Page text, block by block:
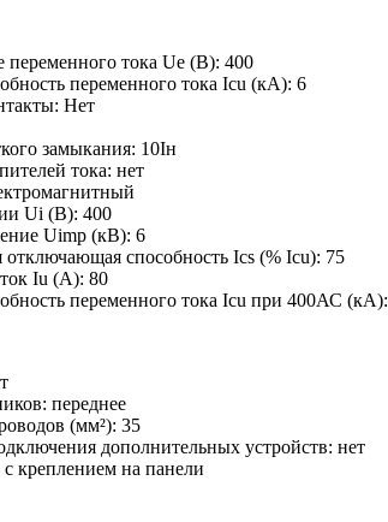
тока Ue (В): 400
переменного тока Icu (кА): 6
Нет
замыкания: 10Iн
тока: нет
Ui (В): 400
Uimp (кВ): 6
способность Ics (% Icu): 75
Iu (А): 80
переменного тока Icu при 400АС (кА):
переднее
(мм²): 35
дополнительных устройств: нет
креплением на панели